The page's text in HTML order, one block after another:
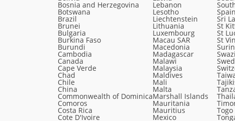
Bosnia and Herzegovina Lebanon
Botswana Lesotho Spain
Brazil Liechtenstein Sri
Brunei Lithuania St
Bulgaria Luxembourg St
Burkina Faso Macau SAR St
Burundi Macedonia
Cambodia Madagascar
Canada Malawi
Cape Verde Malaysia
Chad Maldives
Chile Mali
China Malta
Commonwealth of DominicaMarshall Islands
Comoros Mauritania
Costa Rica Mauritius Togo
Cote D'Ivoire Mexico